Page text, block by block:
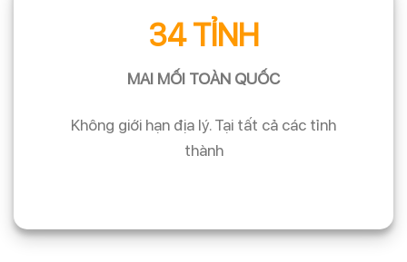
34 TỈNH
MAI MỐI TOÀN QUỐC
Không giới hạn địa lý. Tại tất cả các tỉnh
thành